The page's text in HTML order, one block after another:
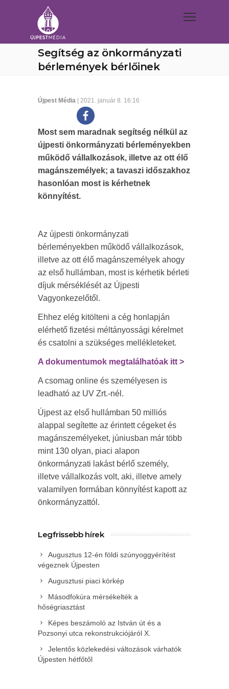
Segítség az önkormányzati
bérlemények bérlőinek
Újpest Média | 2021. január 8. 16:16
Most sem maradnak segítség nélkül az
újpesti önkormányzati bérleményekben
működő vállalkozások, illetve az ott élő
magánszemélyek; a tavaszi időszakhoz
hasonlóan most is kérhetnek
könnyítést.
Az újpesti önkormányzati
bérleményekben működő vállalkozások,
illetve az ott élő magánszemélyek ahogy
az első hullámban, most is kérhetik bérleti
díjuk mérséklését az Újpesti
Vagyonkezelőtől.
Ehhez elég kitölteni a cég honlapján
elérhető fizetési méltányossági kérelmet
és csatolni a szükséges mellékleteket.
A dokumentumok megtalálhatóak itt >
A csomag online és személyesen is
leadható az UV Zrt.-nél.
Újpest az első hullámban 50 milliós
alappal segítette az érintett cégeket és
magánszemélyeket, júniusban már több
mint 130 olyan, piaci alapon
önkormányzati lakást bérlő személy,
illetve vállalkozás volt, aki, illetve amely
valamilyen formában könnyítést kapott az
önkormányzattól.
Legfrissebb hírek
Augusztus 12-én földi szúnyoggyérítést
végeznek Újpesten
Augusztusi piaci körkép
Másodfokúra mérsékelték a
hőségriasztást
Képes beszámoló az István út és a
Pozsonyi utca rekonstrukciójáról X.
Jelentős közlekedési változások várhatók
Újpesten hétfőtől